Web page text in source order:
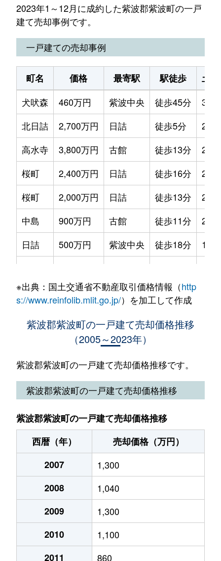
2023年1～12月に成約した紫波郡紫波町の一戸
建て売却事例です。
一戸建ての売却事例
町名 価格 最寄駅 駅徒歩
土
犬吠森
460万円 紫波中央 徒歩45分
北日詰
2,700万円 日詰 徒歩5分
高水寺
3,800万円 古館 徒歩13分
桜町
2,400万円 日詰 徒歩16分
桜町
2,000万円 日詰 徒歩13分
中島
900万円 古館 徒歩11分
日詰
500万円 紫波中央 徒歩18分
平沢
1,600万円 紫波中央 徒歩24分
1,700万円 紫波中央
二日町
280万円 古館 徒歩26分
星山
2,500万円 紫波中央 徒歩45分
※出典：国土交通省不動産取引価格情報（http
s://www.reinfolib.mlit.go.jp/）を加工して作成
紫波郡紫波町の一戸建て売却価格推移
（2005～2023年）
紫波郡紫波町の一戸建て売却価格推移です。
紫波郡紫波町の一戸建て売却価格推移
紫波郡紫波町の一戸建て売却価格推移
西暦（年）
売却価格（万円）
2007
1,300
2008
1,040
2009
1,300
2010
1,100
2011
860